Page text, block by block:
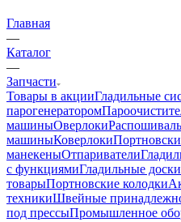
Главная
—
Каталог
—
Запчасти
Товары в акцииГладильные
парогенератором
машиныОверлоки
машиныКоверлоки
манекеныОтпариватели
с функциямиГладильные доски
товарыПортновские колодки
техникиШвейные
под прессыПромышленное